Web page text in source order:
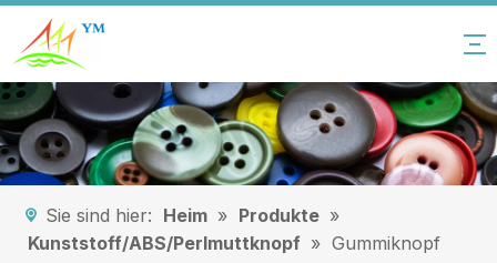
Sie sind hier: Heim » Produkte »
Kunststoff/ABS/Perlmuttknopf » Gummiknopf